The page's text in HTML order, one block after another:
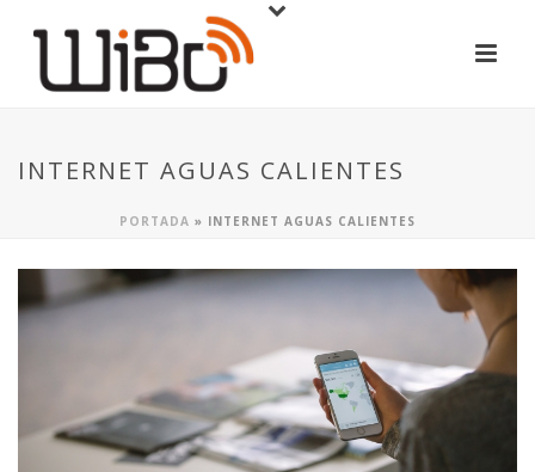
INTERNET AGUAS CALIENTES
PORTADA » INTERNET AGUAS CALIENTES